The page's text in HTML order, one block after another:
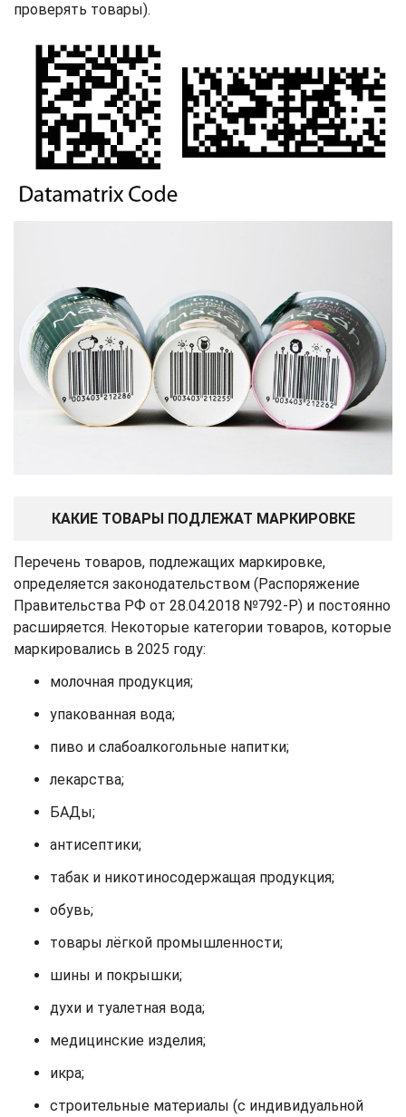
проверять товары).
КАКИЕ ТОВАРЫ ПОДЛЕЖАТ МАРКИРОВКЕ
Перечень товаров, подлежащих маркировке,
определяется законодательством (Распоряжение
Правительства РФ от 28.04.2018 №792-Р) и постоянно
расширяется. Некоторые категории товаров, которые
маркировались в 2025 году:
молочная продукция;
упакованная вода;
пиво и слабоалкогольные напитки;
лекарства;
БАДы;
антисептики;
табак и никотиносодержащая продукция;
обувь;
товары лёгкой промышленности;
шины и покрышки;
духи и туалетная вода;
медицинские изделия;
икра;
строительные материалы (с индивидуальной